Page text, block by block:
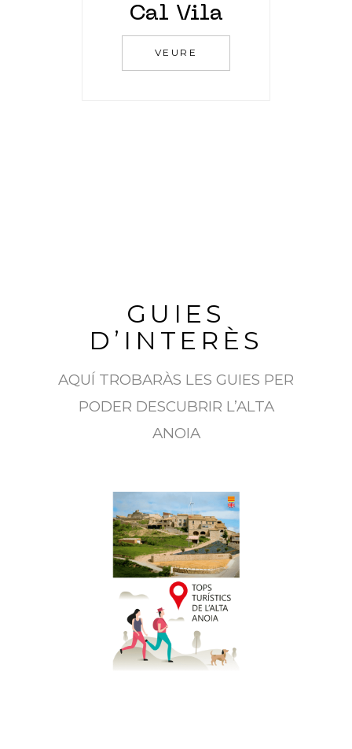
Cal Vila
VEURE
GUIES
D’INTERÈS
AQUÍ TROBARÀS LES GUIES PER
PODER DESCUBRIR L’ALTA
ANOIA
TOPS TURÍSTICS
DE L'ALTA ANOIA
VEURE